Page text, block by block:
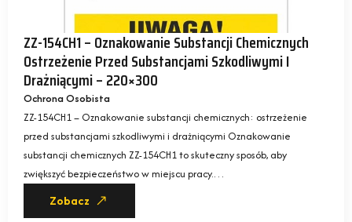
ZZ-154CH1 – Oznakowanie Substancji Chemicznych
Ostrzeżenie Przed Substancjami Szkodliwymi I
Drażniącymi – 220×300
Ochrona Osobista
ZZ-154CH1 – Oznakowanie substancji chemicznych: ostrzeżenie
przed substancjami szkodliwymi i drażniącymi Oznakowanie
substancji chemicznych ZZ-154CH1 to skuteczny sposób, aby
zwiększyć bezpieczeństwo w miejscu pracy.…
Zobacz